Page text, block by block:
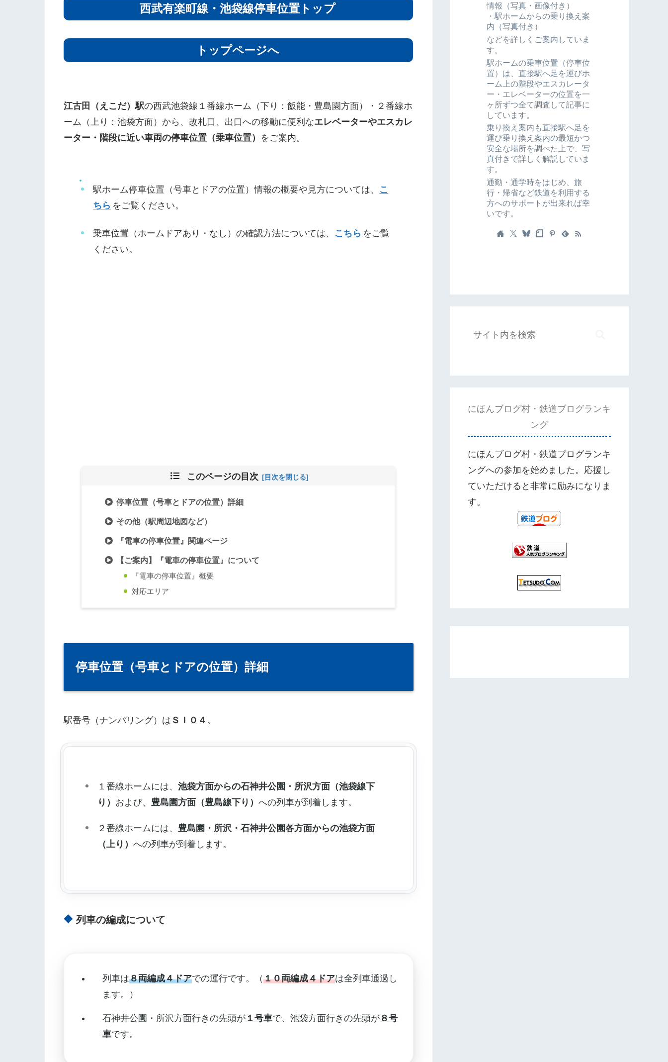
西武有楽町線・池袋線停車位置トップ
トップページへ
江古田（えこだ）駅の西武池袋線１番線ホーム（下り：飯能・豊島園方面）・２番線ホ
ーム（上り：池袋方面）から、改札口、出口への移動に便利なエレベーターやエスカレ
ーター・階段に近い車両の停車位置（乗車位置）
をご案内。
駅ホーム停車位置（号車とドアの位置）情報の概要や見方については、 こ
ちら をご覧ください。
乗車位置（ホームドアあり・なし）の確認方法については、 こちら をご覧
ください。
このページの目次
停車位置（号車とドアの位置）詳細
その他（駅周辺地図など）
『電車の停車位置』関連ページ
【ご案内】『電車の停車位置』について
『電車の停車位置』概要
対応エリア
停車位置（号車とドアの位置）詳細
駅番号（ナンバリング）は ＳＩ０４ 。
１番線ホームには、池袋方面からの石神井公園・所沢方面（池袋線下
り） および、 豊島園方面（豊島線下り）への列車が到着します。
２番線ホームには、 豊島園・所沢・石神井公園各方面からの池袋方面
（上り）への列車が到着します。
列車の編成について
列車は８両編成４ドアでの運行です。（１０両編成４ドアは全列車通過し
ます。）
石神井公園・所沢方面行きの先頭が １号車で、池袋方面行きの先頭が ８号
車です。
情報（写真・画像付き）
・駅ホームからの乗り換え案
内（写真付き）
などを詳しくご案内していま
す。
駅ホームの乗車位置（停車位
置）は、直接駅へ足を運びホ
ーム上の階段やエスカレータ
ー・エレベーターの位置を一
ヶ所ずつ全て調査して記事に
しています。
乗り換え案内も直接駅へ足を
運び乗り換え案内の最短かつ
安全な場所を調べた上で、写
真付きで詳しく解説していま
す。
通勤・通学時をはじめ、旅
行・帰省など鉄道を利用する
方へのサポートが出来れば幸
いです。
にほんブログ村・鉄道ブログランキ
ング
にほんブログ村・鉄道ブログランキ
ングへの参加を始めました。応援し
ていただけると非常に励みになりま
す。